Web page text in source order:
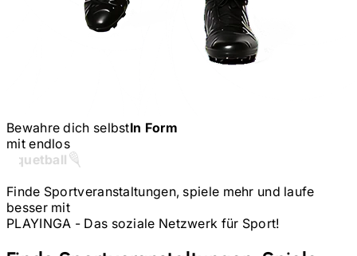
Bewahre dich selbstIn Form
mit endlos
Tennis
Finde Sportveranstaltungen, spiele mehr und laufe
besser mit
PLAYINGA - Das soziale Netzwerk für Sport!